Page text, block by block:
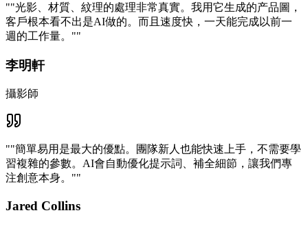
""光影、材質、紋理的處理非常真實。我用它生成的产品圖，
客戶根本看不出是AI做的。而且速度快，一天能完成以前一
週的工作量。""
李明軒
攝影師
""簡單易用是最大的優點。團隊新人也能快速上手，不需要學
習複雜的參數。AI會自動優化提示詞、補全細節，讓我們專
注創意本身。""
Jared Collins